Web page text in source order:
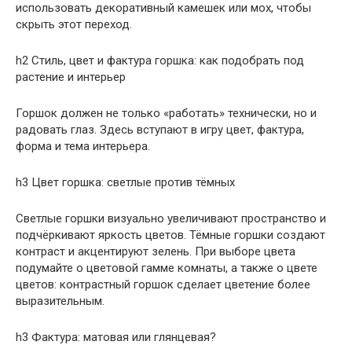
использовать декоративный камешек или мох, чтобы
скрыть этот переход.
h2 Стиль, цвет и фактура горшка: как подобрать под
растение и интерьер
Горшок должен не только «работать» технически, но и
радовать глаз. Здесь вступают в игру цвет, фактура,
форма и тема интерьера.
h3 Цвет горшка: светлые против тёмных
Светлые горшки визуально увеличивают пространство и
подчёркивают яркость цветов. Тёмные горшки создают
контраст и акцентируют зелень. При выборе цвета
подумайте о цветовой гамме комнаты, а также о цвете
цветов: контрастный горшок сделает цветение более
выразительным.
h3 Фактура: матовая или глянцевая?